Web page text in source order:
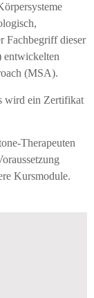
Fachbegriff dieser
entwickelten
(MSA).
wird ein Zertifikat
Therapeuten
Kursmodule.